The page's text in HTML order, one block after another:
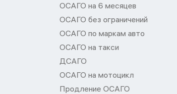
ОСАГО на 6 месяцев
ОСАГО без ограничений
ОСАГО по маркам авто
ОСАГО на такси
ДСАГО
ОСАГО на мотоцикл
Продление ОСАГО